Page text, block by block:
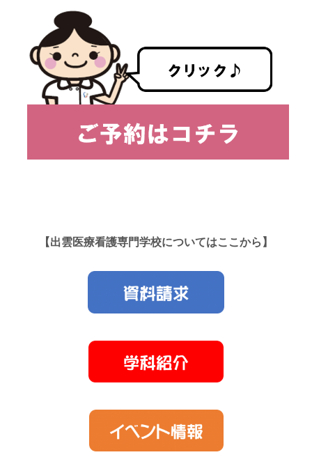
【出雲医療看護専門学校についてはここから】